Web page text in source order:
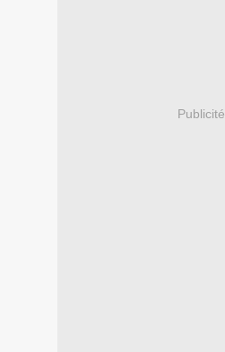
Publicité